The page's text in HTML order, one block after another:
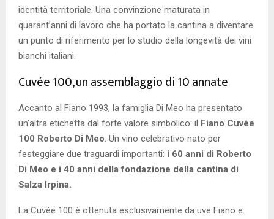
identità territoriale. Una convinzione maturata in
quarant’anni di lavoro che ha portato la cantina a diventare
un punto di riferimento per lo studio della longevità dei vini
bianchi italiani.
Cuvée 100, un assemblaggio di 10 annate
Accanto al Fiano 1993, la famiglia Di Meo ha presentato
un’altra etichetta dal forte valore simbolico: il Fiano Cuvée
100 Roberto Di Meo. Un vino celebrativo nato per
festeggiare due traguardi importanti: i 60 anni di Roberto
Di Meo e i 40 anni della fondazione della cantina di
Salza Irpina.
La Cuvée 100 è ottenuta esclusivamente da uve Fiano e